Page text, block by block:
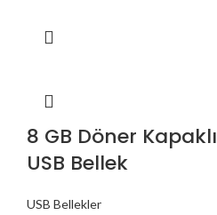
8 GB Döner
USB Bellek
USB Bellekler